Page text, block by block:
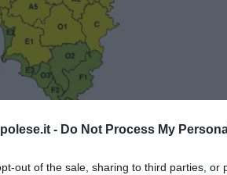
- Do Not Process My
out of the sale, sharing to third parties, or